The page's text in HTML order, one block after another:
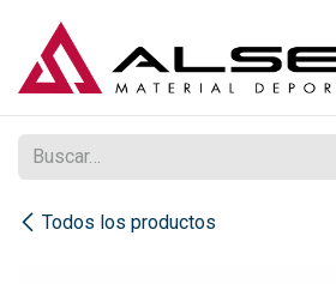
Todos los productos